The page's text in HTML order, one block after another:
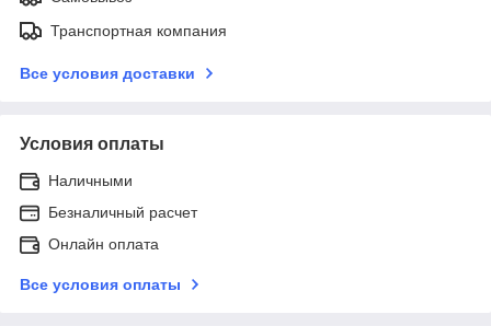
Транспортная компания
Все условия доставки
Условия оплаты
Наличными
Безналичный расчет
Онлайн оплата
Все условия оплаты